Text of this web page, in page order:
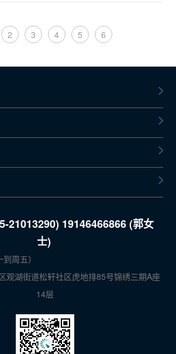
2 3 4 5 6
21013290) 19146466866 (郭女
士)
周五）
观湖街道松轩社区虎地排85号锦绣三期A座
14层